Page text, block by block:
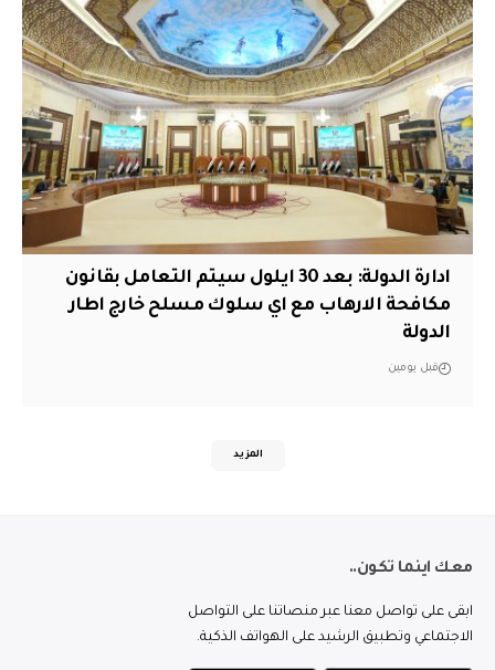
ادارة الدولة: بعد 30 ايلول سيتم التعامل بقانون
مكافحة الارهاب مع اي سلوك مسلح خارج اطار
الدولة
قبل يومين
المزيد
معك اينما تكون..
ابقى على تواصل معنا عبر منصاتنا على التواصل
الاجتماعي وتطبيق الرشيد على الهواتف الذكية.